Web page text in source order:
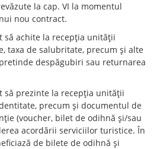
la cap. VI la momentul
nou contract.
să achite la recepţia unităţii
taxa de salubritate, precum şi alte
despăgubiri sau returnarea
să prezinte la recepţia unităţii
precum şi documentul de
(voucher, bilet de odihnă şi/sau
acordării serviciilor turistice. În
de bilete de odihnă şi